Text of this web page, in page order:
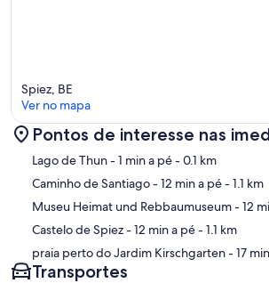
Mapa
Spiez, BE
Ver no mapa
Pontos de interesse nas
Lago de Thun- 1 min a pé- 0.1 km
Caminho de Santiago- 12 min a pé- 1.1 km
Museu Heimat und Rebbaumuseum- 12
Castelo de Spiez- 12 min a pé- 1.1 km
praia perto do Jardim Kirschgarten- 17
Transportes